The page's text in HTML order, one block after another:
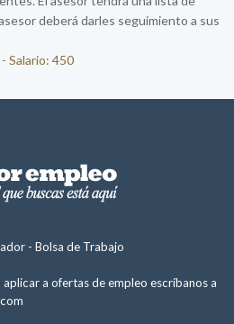
deberá darles seguimiento a sus
Salario: 450
- Bolsa de Trabajo
a ofertas de empleo escríbanos a